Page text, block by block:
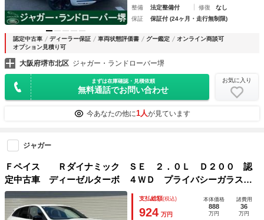
整備
法定整備付 修復
なし
保証
保証付 (24ヶ月・走行無制限)
認定中古車 ディーラー保証 車両状態評価書 グー鑑定
オンライン商談可
オプション見積り可
大阪府堺市北区 ジャガー・ランドローバー堺
まずは在庫確認・見積依頼
無料通話でお問い合わせ
お気に入り
今あなたの他に1人が見ています
ジャガー
Ｆペイス Ｒダイナミック ＳＥ ２．０Ｌ Ｄ２００ 認
定中古車 ディーゼルターボ ４ＷＤ プライバシーガラス
コンビニエンスパック イルミネーテッドトレッドプレート
支払総額(税込)
924 万円
本体価格
888
万円
諸費用
36
万円